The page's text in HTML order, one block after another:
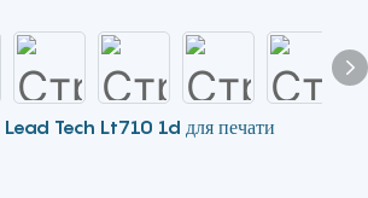
Tech Lt710 1d для печати